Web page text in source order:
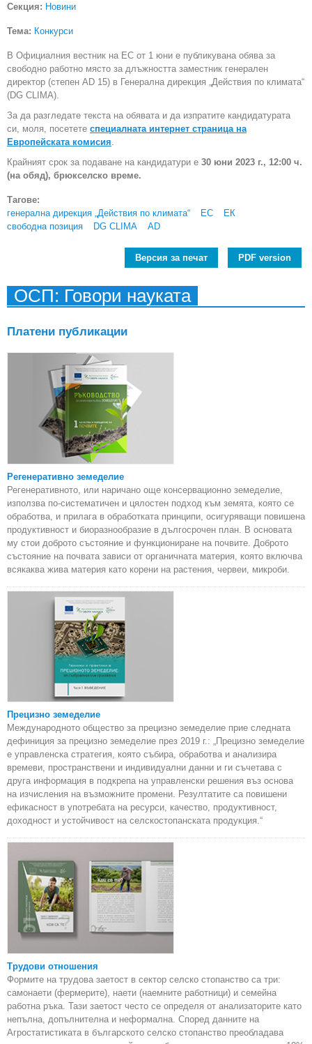
Секция: Новини
Тема: Конкурси
В Официалния вестник на ЕС от 1 юни e публикувана обява за
свободно работно място за длъжността заместник генерален
директор (степен AD 15) в Генерална дирекция „Действия по климата“
(DG CLIMA).
За да разгледате текста на обявата и да изпратите кандидатурата
си, моля, посетете специалната интернет страница на
Европейската комисия
Крайният срок за подаване на кандидатури е 30 юни 2023 г., 12:00 ч.
(на обяд), брюкселско време.
Тагове:
генерална дирекция „Действия по климата“
ЕС
ЕК
свободна позиция
DG CLIMA AD
Версия за печат PDF version
ОСП: Говори науката
Платени публикации
Регенеративно земеделие
Регенеративното, или наричано още консервационно земеделие,
използва по-систематичен и цялостен подход към земята, която се
обработва, и прилага в обработката принципи, осигуряващи повишена
продуктивност и биоразнообразие в дългосрочен план. В основата
му стои доброто състояние и функциониране на почвите. Доброто
състояние на почвата зависи от органичната материя, която включва
всякаква жива материя като корени на растения, червеи, микроби.
Прецизно земеделие
Международното общество за прецизно земеделие прие следната
дефиниция за прецизно земеделие през 2019 г.: „Прецизно земеделие
е управленска стратегия, която събира, обработва и анализира
времеви, пространствени и индивидуални данни и ги съчетава с
друга информация в подкрепа на управленски решения въз основа
на изчисления на възможните промени. Резултатите са повишени
ефикасност в употребата на ресурси, качество, продуктивност,
доходност и устойчивост на селскостопанската продукция.“
Трудови отношения
Формите на трудова заетост в сектор селско стопанство са три:
самонаети (фермерите), наети (наемните работници) и семейна
работна ръка. Тази заетост често се определя от анализаторите като
непълна, допълнителна и неформална. Според данните на
Агростатистиката в българското селско стопанство преобладава